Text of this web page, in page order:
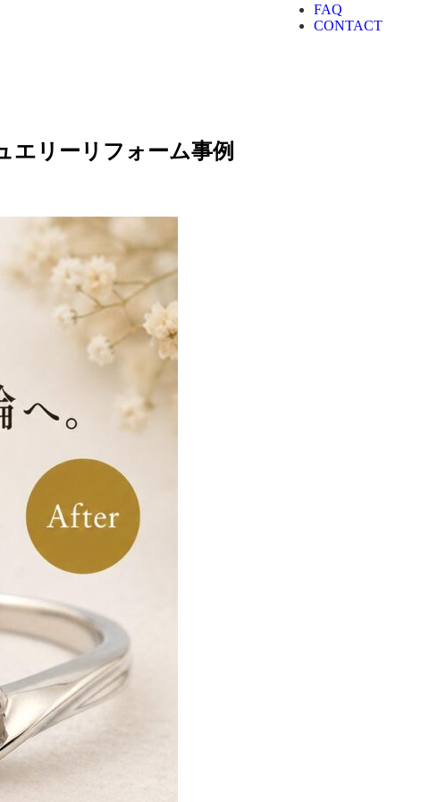
FAQ
CONTACT
エリーリフォーム事例